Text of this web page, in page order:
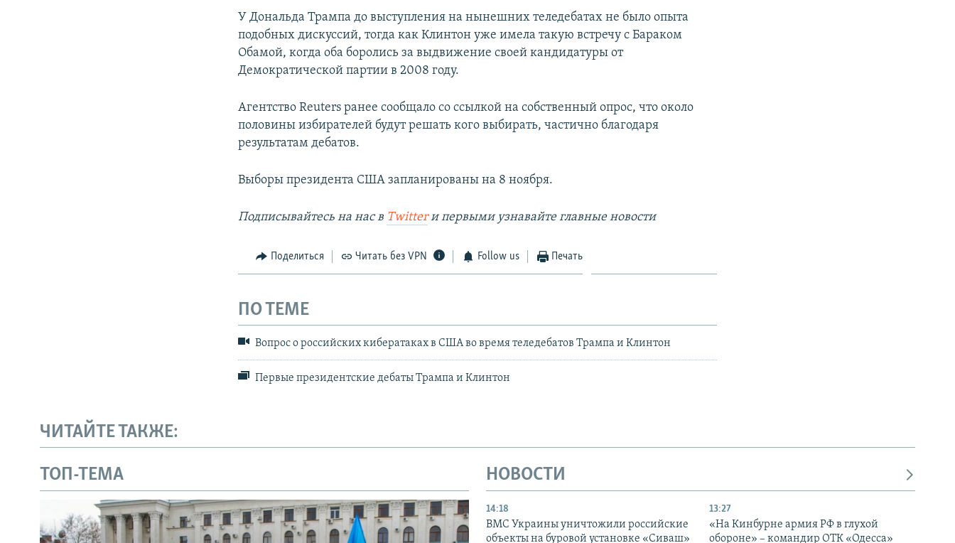
У Дональда Трампа до выступления на нынешних теледебатах не было опыта
подобных дискуссий, тогда как Клинтон уже имела такую встречу с Бараком
Обамой, когда оба боролись за выдвижение своей кандидатуры от
Демократической партии в 2008 году.
Агентство Reuters ранее сообщало со ссылкой на собственный опрос, что около
половины избирателей будут решать кого выбирать, частично благодаря
результатам дебатов.
Выборы президента США запланированы на 8 ноября.
Подписывайтесь на наc в Twitterи первыми узнавайте главные новости
Поделиться Читать без VPN Follow us Печать
ПО ТЕМЕ
Вопрос о российских кибератаках в США во время теледебатов Трампа и Клинтон
Первые президентские дебаты Трампа и Клинтон
ЧИТАЙТЕ ТАКЖЕ:
ТОП-ТЕМА НОВОСТИ
14:18
ВМС Украины уничтожили российские
объекты на буровой установке «Сиваш»
13:27
«На Кинбурне армия РФ в глухой
обороне» – командир ОТК «Одесса»